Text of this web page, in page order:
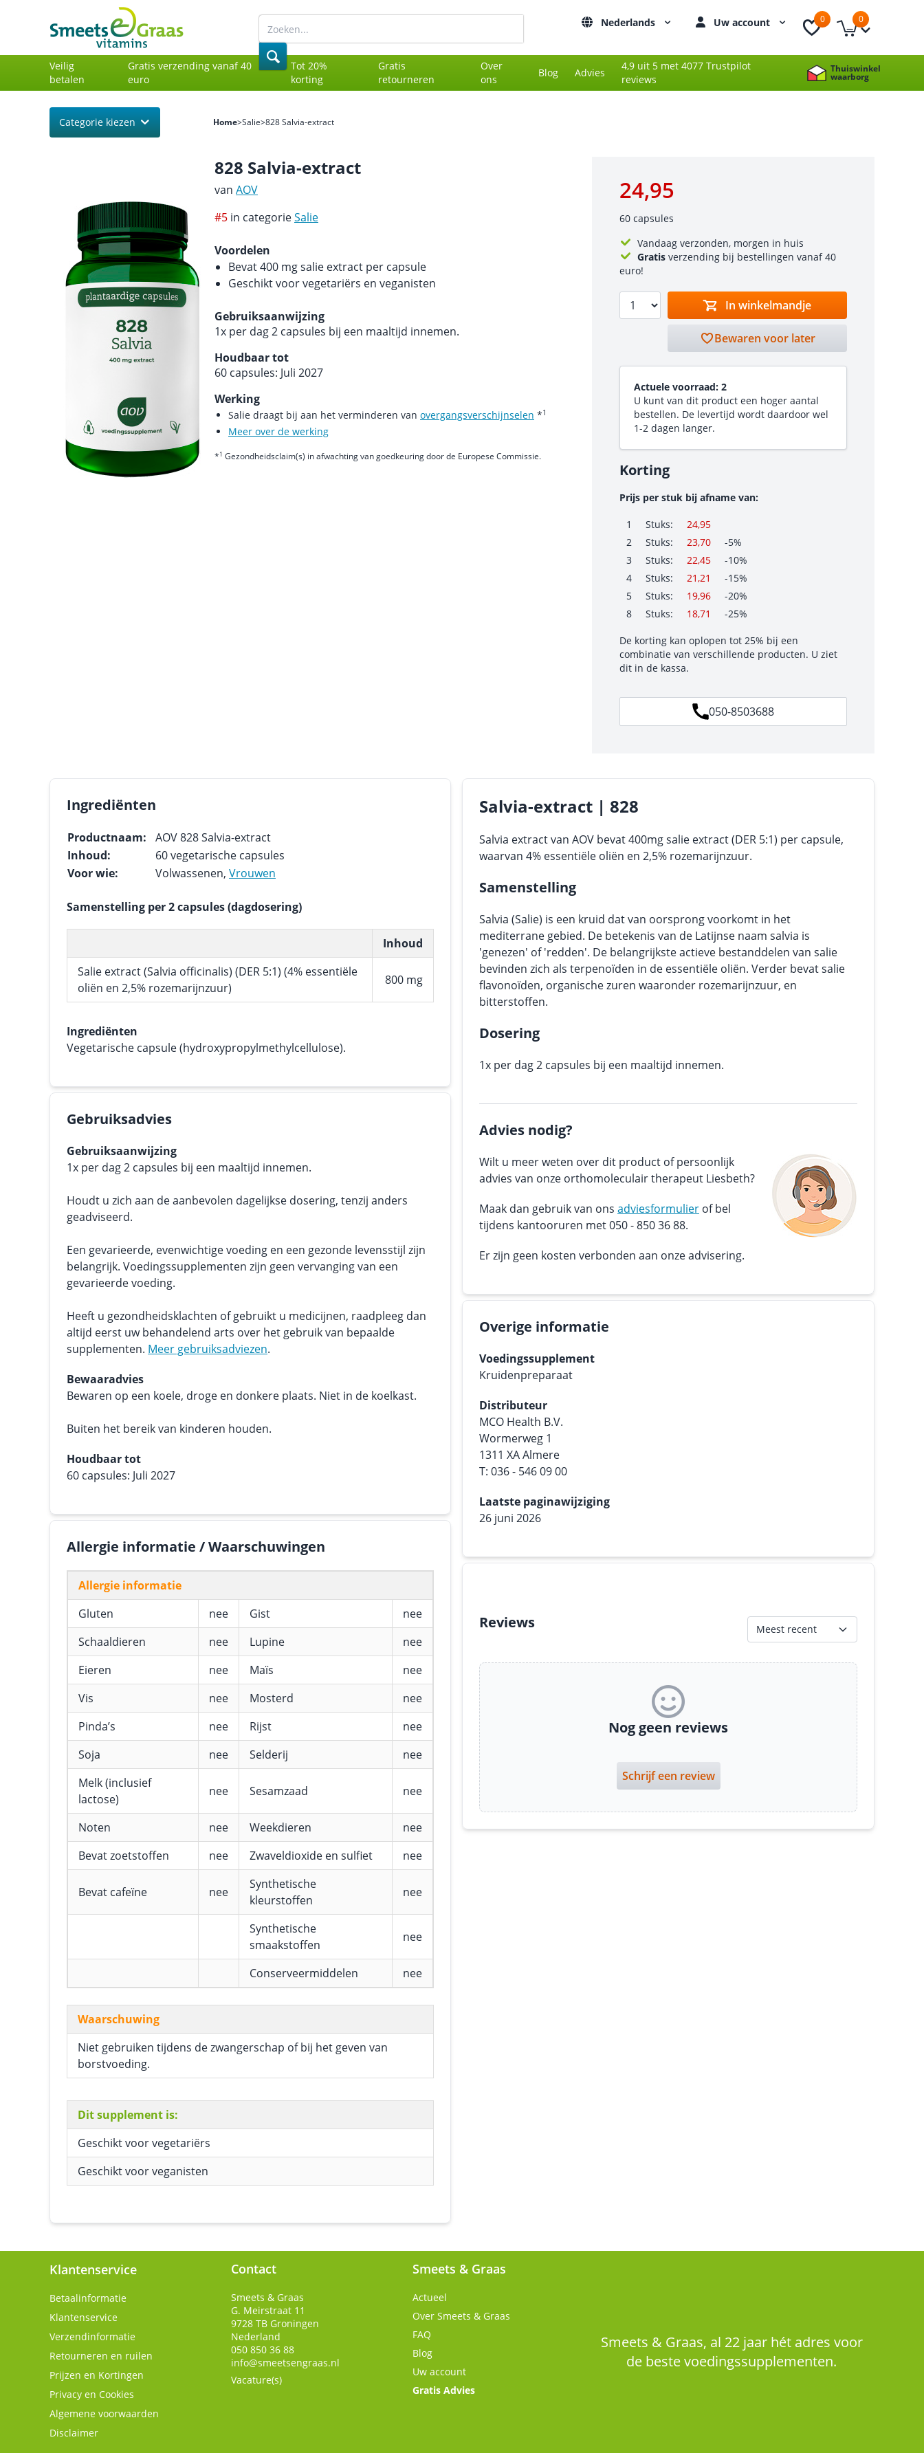
Nederlands Uw account 0 0
Veilig
betalen
Gratis verzending vanaf 40
euro
Tot 20%
korting
Gratis
retourneren
Over
ons
Blog Advies
4,9 uit 5 met 4077 Trustpilot
reviews
Thuiswinkel
waarborg
Categorie kiezen Home>Salie>828 Salvia-extract
828 Salvia-extract
van AOV
#5 in categorieSalie
Voordelen
Bevat 400 mg salie extract per capsule
Geschikt voor vegetariërs en veganisten
Gebruiksaanwijzing
1x per dag 2 capsules bij een maaltijd innemen.
Houdbaar tot
60 capsules: Juli 2027
Werking
Salie draagt bij aan het verminderen van overgangsverschijnselen *1
Meer over de werking
*1 Gezondheidsclaim(s) in afwachting van goedkeuring door de Europese Commissie.
24,95
60 capsules
Vandaag verzonden, morgen in huis
Gratis verzending bij bestellingen vanaf 40
euro!
In winkelmandje
Bewaren voor later
Actuele voorraad: 2
U kunt van dit product een hoger aantal
bestellen. De levertijd wordt daardoor wel
1-2 dagen langer.
Korting
Prijs per stuk bij afname van:
1 Stuks:
24,95
2
Stuks: 23,70
-5%
3
Stuks: 22,45
-10%
4
Stuks: 21,21
-15%
5
Stuks: 19,96
-20%
8
Stuks: 18,71 -25%
De korting kan oplopen tot 25% bij een
combinatie van verschillende producten. U ziet
dit in de kassa.
050-8503688
Ingrediënten
Productnaam:
AOV 828 Salvia-extract
Inhoud:
60 vegetarische capsules
Voor wie:
Volwassenen, Vrouwen
Samenstelling per 2 capsules (dagdosering)
Inhoud
Salie extract (Salvia officinalis) (DER 5:1) (4% essentiële
oliën en 2,5% rozemarijnzuur)
800 mg
Ingrediënten
Vegetarische capsule (hydroxypropylmethylcellulose).
Gebruiksadvies
Gebruiksaanwijzing
1x per dag 2 capsules bij een maaltijd innemen.
Houdt u zich aan de aanbevolen dagelijkse dosering, tenzij anders
geadviseerd.
Een gevarieerde, evenwichtige voeding en een gezonde levensstijl zijn
belangrijk. Voedingssupplementen zijn geen vervanging van een
gevarieerde voeding.
Heeft u gezondheidsklachten of gebruikt u medicijnen, raadpleeg dan
altijd eerst uw behandelend arts over het gebruik van bepaalde
supplementen. Meer gebruiksadviezen.
Bewaaradvies
Bewaren op een koele, droge en donkere plaats. Niet in de koelkast.
Buiten het bereik van kinderen houden.
Houdbaar tot
60 capsules: Juli 2027
Allergie informatie / Waarschuwingen
Allergie informatie
Gluten
nee Gist
nee
Schaaldieren
nee Lupine
nee
Eieren
nee Maïs
nee
Vis
nee Mosterd
nee
Pinda’s
nee Rijst
nee
Soja
nee Selderij
nee
Melk (inclusief
lactose)
nee Sesamzaad nee
Noten nee Weekdieren
nee
Bevat zoetstoffen
nee Zwaveldioxide en sulfiet nee
Bevat cafeïne nee
Synthetische
kleurstoffen
nee
Synthetische
smaakstoffen
nee
Conserveermiddelen nee
Waarschuwing
Niet gebruiken tijdens de zwangerschap of bij het geven van
borstvoeding.
Dit supplement is:
Geschikt voor vegetariërs
Geschikt voor veganisten
Salvia-extract | 828
Salvia extract van AOV bevat 400mg salie extract (DER 5:1) per capsule,
waarvan 4% essentiële oliën en 2,5% rozemarijnzuur.
Samenstelling
Salvia (Salie) is een kruid dat van oorsprong voorkomt in het
mediterrane gebied. De betekenis van de Latijnse naam salvia is
'genezen' of 'redden'. De belangrijkste actieve bestanddelen van salie
bevinden zich als terpenoïden in de essentiële oliën. Verder bevat salie
flavonoïden, organische zuren waaronder rozemarijnzuur, en
bitterstoffen.
Dosering
1x per dag 2 capsules bij een maaltijd innemen.
Advies nodig?
Wilt u meer weten over dit product of persoonlijk
advies van onze orthomoleculair therapeut Liesbeth?
Maak dan gebruik van ons adviesformulier of bel
tijdens kantooruren met 050 - 850 36 88.
Er zijn geen kosten verbonden aan onze advisering.
Overige informatie
Voedingssupplement
Kruidenpreparaat
Distributeur
MCO Health B.V.
Wormerweg 1
1311 XA Almere
T: 036 - 546 09 00
Laatste paginawijziging
26 juni 2026
Reviews Meest recent
Nog geen reviews
Schrijf een review
Klantenservice
Betaalinformatie
Klantenservice
Verzendinformatie
Retourneren en ruilen
Prijzen en Kortingen
Privacy en Cookies
Algemene voorwaarden
Disclaimer
Contact
Smeets & Graas
G. Meirstraat 11
9728 TB Groningen
Nederland
050 850 36 88
info@smeetsengraas.nl
Vacature(s)
Smeets & Graas
Actueel
Over Smeets & Graas
FAQ
Blog
Uw account
Gratis Advies
Smeets & Graas, al 22 jaar hét adres voor
de beste voedingssupplementen.